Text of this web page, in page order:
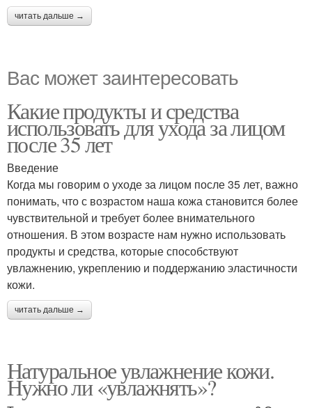
читать дальше →
Вас может заинтересовать
Какие продукты и средства
использовать для ухода за лицом
после 35 лет
Введение
Когда мы говорим о уходе за лицом после 35 лет, важно
понимать, что с возрастом наша кожа становится более
чувствительной и требует более внимательного
отношения. В этом возрасте нам нужно использовать
продукты и средства, которые способствуют
увлажнению, укреплению и поддержанию эластичности
кожи.
читать дальше →
Натуральное увлажнение кожи.
Нужно ли «увлажнять»?